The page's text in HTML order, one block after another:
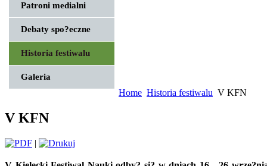
Patroni medialni
Debaty spo?eczne
Historia festiwalu
Galeria
Home Historia festiwalu V KFN
V KFN
|